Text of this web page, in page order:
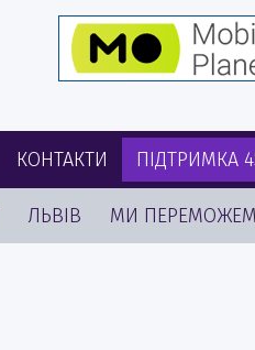
КОНТАКТИ ПІДТРИМКА
ЛЬВІВ МИ